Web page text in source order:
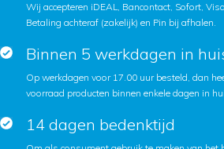
Wij accepteren iDEAL, Bancontact, Sofort,
Betaling achteraf (zakelijk) en Pin bij afhalen.
Binnen 5 werkdagen in
Op werkdagen voor 17.00 uur besteld, dan
voorraad producten binnen enkele dagen in
14 dagen bedenktijd